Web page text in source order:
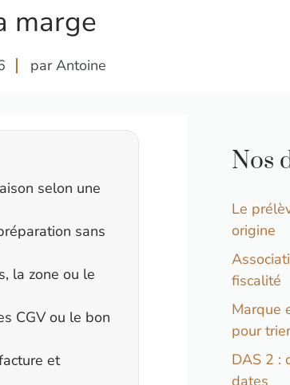
marge
par Antoine
selon une
sans
la zone ou le
CGV ou le bon
et
Nos
Le
origine
fiscalité
Marque
pour trier
DAS 2 :
dates